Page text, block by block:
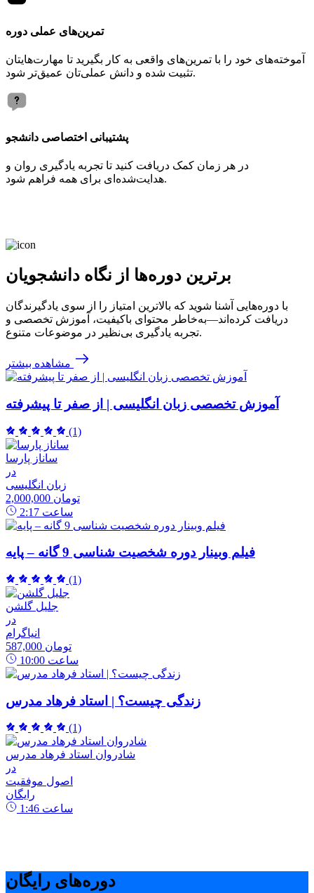
تمرین‌های عملی دوره
آموخته‌های خود را با تمرین‌های واقعی به کار بگیرید تا مهارت‌هایتان
تثبیت شده و دانش عملی‌تان عمیق‌تر شود.
پشتیبانی اختصاصی دانشجو
در هر زمان کمک دریافت کنید تا تجربه یادگیری روان و
هدایت‌شده‌ای برای همه فراهم شود.
برترین دوره‌ها از نگاه دانشجویان
با دوره‌هایی آشنا شوید که بالاترین امتیاز را از سوی یادگیرندگان
دریافت کرده‌اند—به‌خاطر محتوای باکیفیت، آموزش تخصصی و
تجربه یادگیری بی‌نظیر در موضوعات متنوع.
مشاهده بیشتر
آموزش تخصصی زبان انگلیسی | از صفر تا پیشرفته
(1)
ساناز پارسا
در
زبان انگلیسی
2,000,000 تومان
2:17 ساعت
فیلم وبینار دوره شخصیت شناسی 9 گانه – پایه
(1)
جلیل گلشن
در
انیاگرام
587,000 تومان
10:00 ساعت
زندگی چیست؟ | استاد فرهاد مدرس
(1)
شادروان استاد فرهاد مدرس
در
اصول موفقیت
رایگان
1:46 ساعت
دوره‌های رایگان